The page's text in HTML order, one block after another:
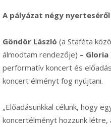
A pályázat négy
Göndör László (a Staféta
álmodtam rendezője) – Gloria
performatív koncert és
koncert élményt fog nyújtani.
„Előadásunkkal célunk, hogy
koncertélményt hozzunk